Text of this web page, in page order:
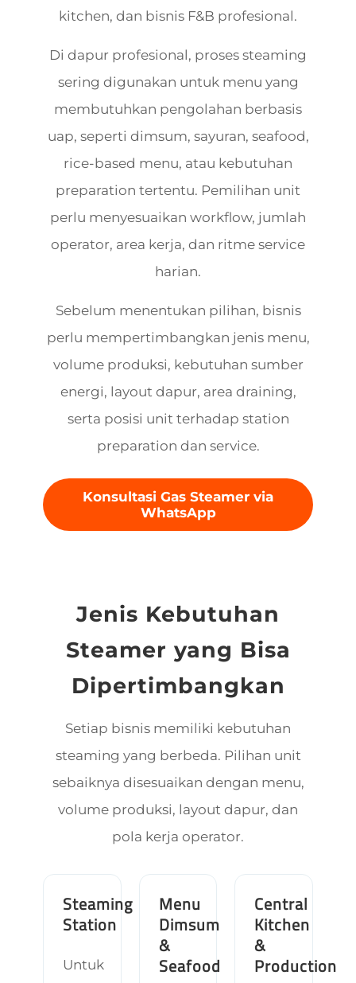
kitchen, dan bisnis F&B profesional.
Di dapur profesional, proses steaming
sering digunakan untuk menu yang
membutuhkan pengolahan berbasis
uap, seperti dimsum, sayuran, seafood,
rice-based menu, atau kebutuhan
preparation tertentu. Pemilihan unit
perlu menyesuaikan workflow, jumlah
operator, area kerja, dan ritme service
harian.
Sebelum menentukan pilihan, bisnis
perlu mempertimbangkan jenis menu,
volume produksi, kebutuhan sumber
energi, layout dapur, area draining,
serta posisi unit terhadap station
preparation dan service.
Konsultasi Gas Steamer via
WhatsApp
Jenis Kebutuhan
Steamer yang Bisa
Dipertimbangkan
Setiap bisnis memiliki kebutuhan
steaming yang berbeda. Pilihan unit
sebaiknya disesuaikan dengan menu,
volume produksi, layout dapur, dan
pola kerja operator.
Steaming
Station
Untuk
Menu
Dimsum
&
Seafood
Central
Kitchen
&
Production